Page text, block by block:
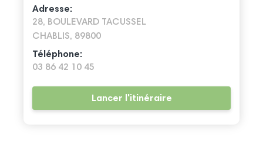
Adresse:
28, BOULEVARD TACUSSEL
CHABLIS, 89800
Téléphone:
03 86 42 10 45
Lancer l'itinéraire